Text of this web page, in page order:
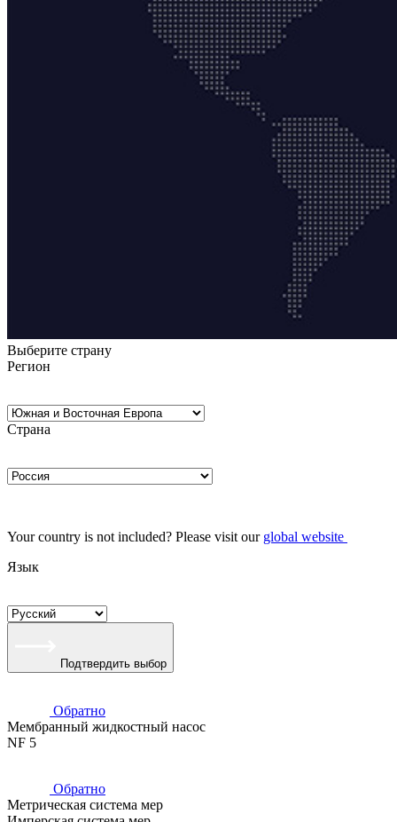
Выберите страну
Регион
Страна
Your country is not included? Please visit our global website
Язык
Подтвердить выбор
Обратно
Мембранный жидкостный насос
NF 5
Обратно
Метрическая система мер